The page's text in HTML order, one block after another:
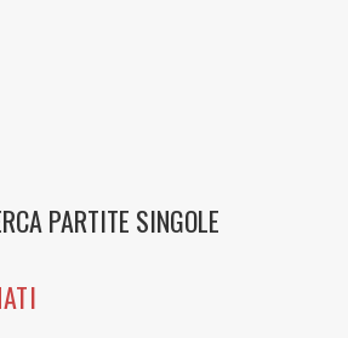
PARTITE SINGOLE